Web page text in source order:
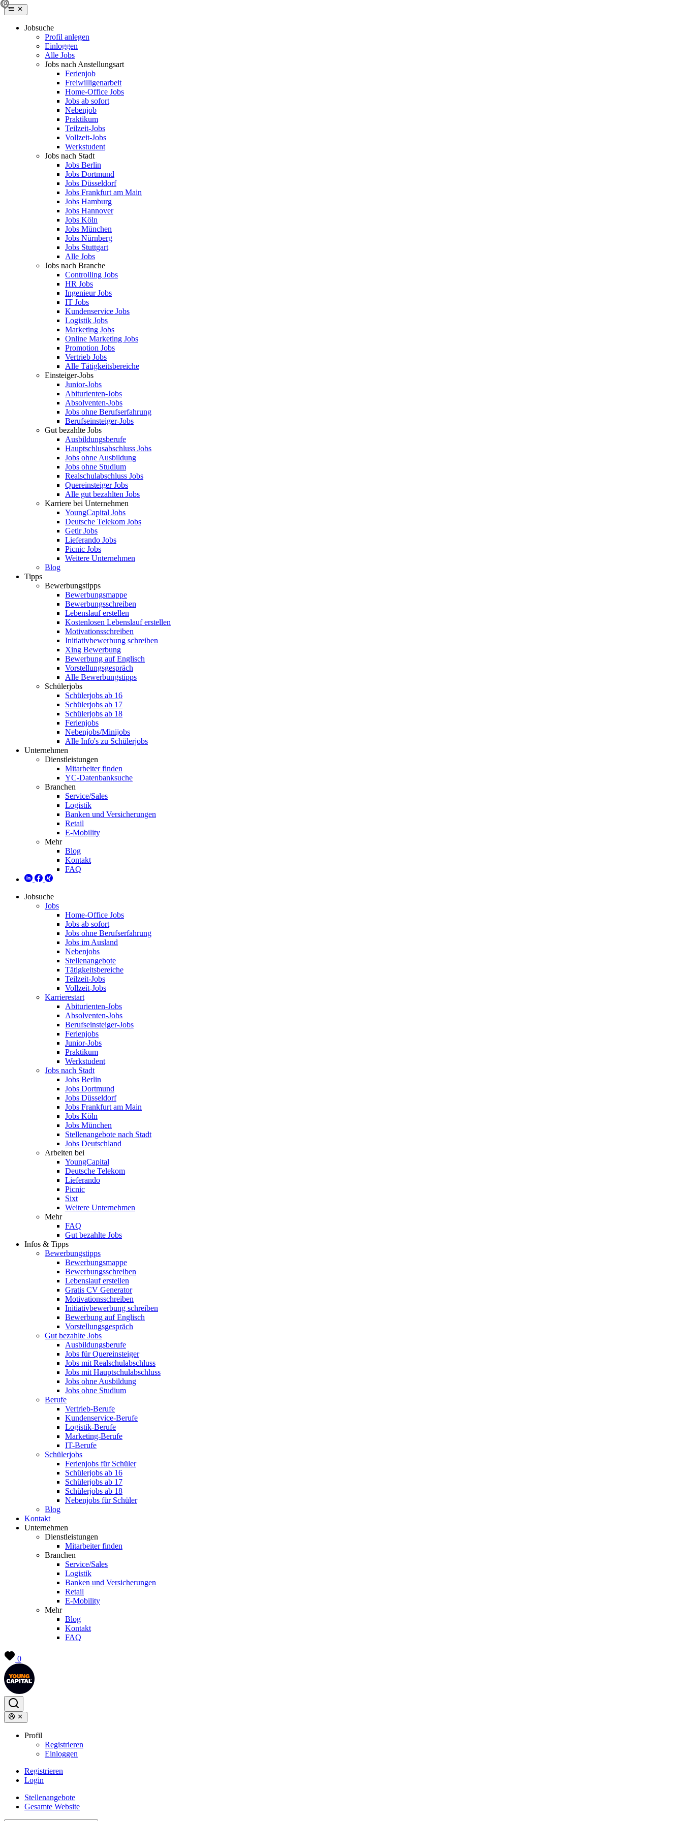
Jobsuche
Profil anlegen
Einloggen
Alle Jobs
Jobs nach Anstellungsart
Ferienjob
Freiwilligenarbeit
Home-Office Jobs
Jobs ab sofort
Nebenjob
Praktikum
Teilzeit-Jobs
Vollzeit-Jobs
Werkstudent
Jobs nach Stadt
Jobs Berlin
Jobs Dortmund
Jobs Düsseldorf
Jobs Frankfurt am Main
Jobs Hamburg
Jobs Hannover
Jobs Köln
Jobs München
Jobs Nürnberg
Jobs Stuttgart
Alle Jobs
Jobs nach Branche
Controlling Jobs
HR Jobs
Ingenieur Jobs
IT Jobs
Kundenservice Jobs
Logistik Jobs
Marketing Jobs
Online Marketing Jobs
Promotion Jobs
Vertrieb Jobs
Alle Tätigkeitsbereiche
Einsteiger-Jobs
Junior-Jobs
Abiturienten-Jobs
Absolventen-Jobs
Jobs ohne Berufserfahrung
Berufseinsteiger-Jobs
Gut bezahlte Jobs
Ausbildungsberufe
Hauptschlusabschluss Jobs
Jobs ohne Ausbildung
Jobs ohne Studium
Realschulabschluss Jobs
Quereinsteiger Jobs
Alle gut bezahlten Jobs
Karriere bei Unternehmen
YoungCapital Jobs
Deutsche Telekom Jobs
Getir Jobs
Lieferando Jobs
Picnic Jobs
Weitere Unternehmen
Blog
Tipps
Bewerbungstipps
Bewerbungsmappe
Bewerbungsschreiben
Lebenslauf erstellen
Kostenlosen Lebenslauf erstellen
Motivationsschreiben
Initiativbewerbung schreiben
Xing Bewerbung
Bewerbung auf Englisch
Vorstellungsgespräch
Alle Bewerbungstipps
Schülerjobs
Schülerjobs ab 16
Schülerjobs ab 17
Schülerjobs ab 18
Ferienjobs
Nebenjobs/Minijobs
Alle Info's zu Schülerjobs
Unternehmen
Dienstleistungen
Mitarbeiter finden
YC-Datenbanksuche
Branchen
Service/Sales
Logistik
Banken und Versicherungen
Retail
E-Mobility
Mehr
Blog
Kontakt
FAQ
Jobsuche
Jobs
Home-Office Jobs
Jobs ab sofort
Jobs ohne Berufserfahrung
Jobs im Ausland
Nebenjobs
Stellenangebote
Tätigkeitsbereiche
Teilzeit-Jobs
Vollzeit-Jobs
Karrierestart
Abiturienten-Jobs
Absolventen-Jobs
Berufseinsteiger-Jobs
Ferienjobs
Junior-Jobs
Praktikum
Werkstudent
Jobs nach Stadt
Jobs Berlin
Jobs Dortmund
Jobs Düsseldorf
Jobs Frankfurt am Main
Jobs Köln
Jobs München
Stellenangebote nach Stadt
Jobs Deutschland
Arbeiten bei
YoungCapital
Deutsche Telekom
Lieferando
Picnic
Sixt
Weitere Unternehmen
Mehr
FAQ
Gut bezahlte Jobs
Infos & Tipps
Bewerbungstipps
Bewerbungsmappe
Bewerbungsschreiben
Lebenslauf erstellen
Gratis CV Generator
Motivationsschreiben
Initiativbewerbung schreiben
Bewerbung auf Englisch
Vorstellungsgespräch
Gut bezahlte Jobs
Ausbildungsberufe
Jobs für Quereinsteiger
Jobs mit Realschulabschluss
Jobs mit Hauptschulabschluss
Jobs ohne Ausbildung
Jobs ohne Studium
Berufe
Vertrieb-Berufe
Kundenservice-Berufe
Logistik-Berufe
Marketing-Berufe
IT-Berufe
Schülerjobs
Ferienjobs für Schüler
Schülerjobs ab 16
Schülerjobs ab 17
Schülerjobs ab 18
Nebenjobs für Schüler
Blog
Kontakt
Unternehmen
Dienstleistungen
Mitarbeiter finden
Branchen
Service/Sales
Logistik
Banken und Versicherungen
Retail
E-Mobility
Mehr
Blog
Kontakt
FAQ
0
Profil
Registrieren
Einloggen
Registrieren
Login
Stellenangebote
Gesamte Website